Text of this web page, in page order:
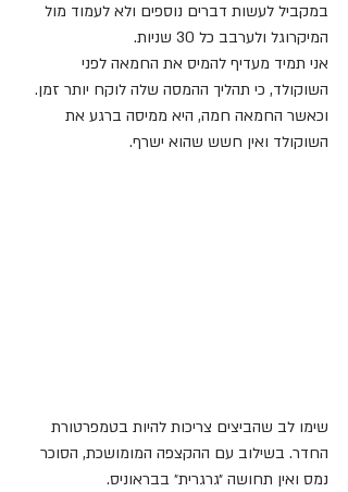
במקביל לעשות דברים נוספים ולא לעמוד מול
המיקרוגל ולערבב כל 30 שניות.
אני תמיד מעדיף להמיס את החמאה לפני
השוקולד, כי תהליך ההמסה שלה לוקח יותר זמן.
וכאשר החמאה חמה, היא ממיסה ברגע את
השוקולד ואין חשש שהוא ישרף.
שימו לב שהביצים צריכות להיות בטמפרטורת
החדר. בשילוב עם ההקצפה המומושכת, הסוכר
נמס ואין תחושה ״גרגרית״ בבראוניס.